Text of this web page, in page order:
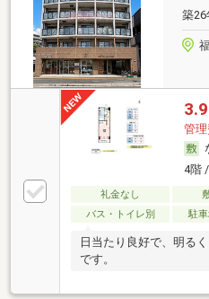
築26
管理
4階
礼金なし
バス・トイレ別
駐
日当たり良好で、明る
です。